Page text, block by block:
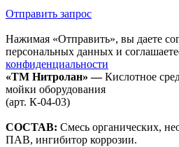
Отправить запрос
Нажимая «Отправить», вы даете
персональных данных и
конфиденциальности
«ТМ Нитролан» —Кислотное
мойки оборудования
(арт. К-04-03)
СОСТАВ: Смесь органических,
ПАВ, ингибитор коррозии.